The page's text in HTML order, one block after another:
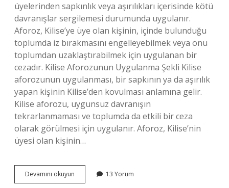
üyelerinden sapkınlık veya aşırılıkları içerisinde kötü
davranışlar sergilemesi durumunda uygulanır.
Aforoz, Kilise’ye üye olan kişinin, içinde bulunduğu
toplumda iz bırakmasını engelleyebilmek veya onu
toplumdan uzaklaştırabilmek için uygulanan bir
cezadır. Kilise Aforozunun Uygulanma Şekli Kilise
aforozunun uygulanması, bir sapkının ya da aşırılık
yapan kişinin Kilise’den kovulması anlamına gelir.
Kilise aforozu, uygunsuz davranışın
tekrarlanmaması ve toplumda da etkili bir ceza
olarak görülmesi için uygulanır. Aforoz, Kilise’nin
üyesi olan kişinin…
Devamını okuyun
aforoz
13 Yorum